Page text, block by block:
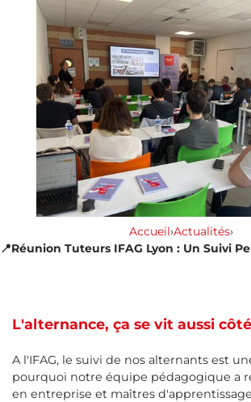
Accueil›Actualités›
L'alternance, ça se vit aussi
A l'IFAG, le suivi de nos alternants est
pourquoi notre équipe pédagogique a
en entreprise et maîtres